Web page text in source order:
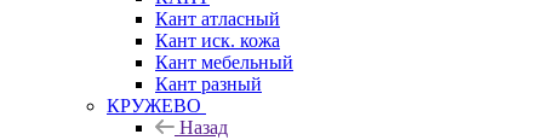
Кант атласный
Кант иск. кожа
Кант мебельный
Кант разный
КРУЖЕВО
Назад